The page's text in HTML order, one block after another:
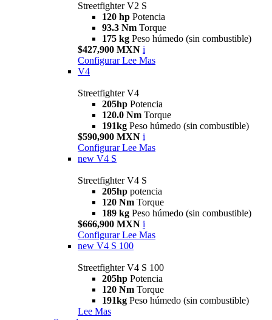
Streetfighter V2 S
120 hp Potencia
93.3 Nm Torque
175 kg Peso húmedo (sin combustible)
$427,900 MXN i
Configurar Lee Mas
V4
Streetfighter V4
205hp Potencia
120.0 Nm Torque
191kg Peso húmedo (sin combustible)
$590,900 MXN i
Configurar Lee Mas
new V4 S
Streetfighter V4 S
205hp potencia
120 Nm Torque
189 kg Peso húmedo (sin combustible)
$666,900 MXN i
Configurar Lee Mas
new V4 S 100
Streetfighter V4 S 100
205hp Potencia
120 Nm Torque
191kg Peso húmedo (sin combustible)
Lee Mas